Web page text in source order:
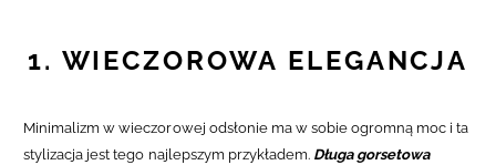
1. WIECZOROWA ELEGANCJA
Minimalizm w wieczorowej odsłonie ma w sobie ogromną moc i ta
stylizacja jest tego najlepszym przykładem. Długa gorsetowa